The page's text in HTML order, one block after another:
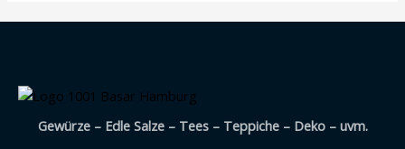
Gewürze – Edle Salze – Tees – Teppiche – Deko – uvm.